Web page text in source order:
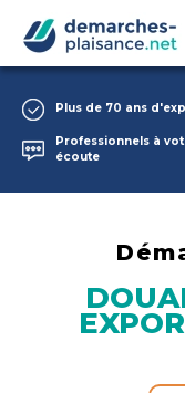
Passer au
Plus de 70 ans
Professionnels à
écoute